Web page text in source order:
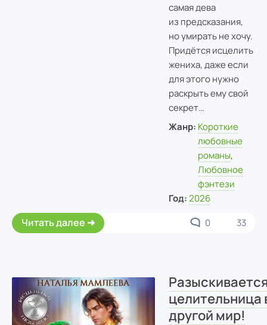
самая дева
из предсказания,
но умирать не хочу.
Придётся исцелить
жениха, даже если
для этого нужно
раскрыть ему свой
секрет…
Жанр: Короткие
любовные
романы,
Любовное
фэнтези
Год: 2026
Читать далее 0 33
целительница
другой мир!